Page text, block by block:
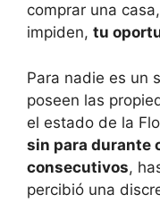
comprar una
impiden, tu
Para nadie es un
poseen las
el estado de la
sin para durante
consecutivos,
percibió una